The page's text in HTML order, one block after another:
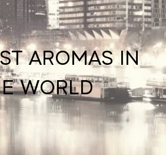
AROMAS IN
WORLD